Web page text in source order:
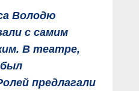
Володю
с самим
В театре,
предлагали